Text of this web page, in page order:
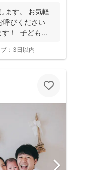
ます。 お気軽
呼びください
す！ 子ども...
： 3日以内